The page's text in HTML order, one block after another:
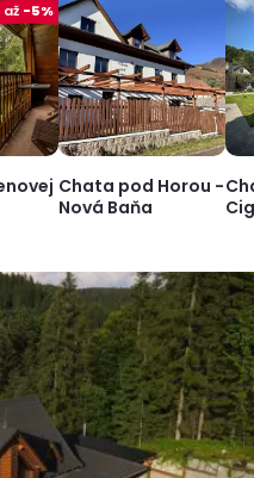
až -5%
Chata pod Horou -
Nová Baňa